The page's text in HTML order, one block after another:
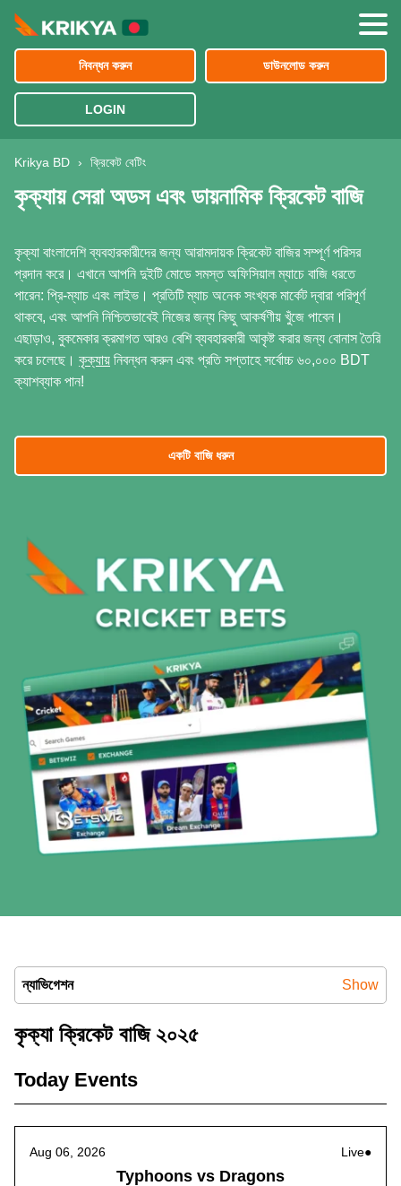
ক্রিকেট
প্রোমো কোড
প্রত্যাহার
আমাদের সম্পর্কে
রাষ্ট্রদূত জেসন রয়
নিবন্ধন করুন ডাউনলোড করুন
LOGIN
Krikya BD › ক্রিকেট বেটিং
কৃক্যায় সেরা অডস এবং ডায়নামিক ক্রিকেট বাজি
কৃক্যা বাংলাদেশি ব্যবহারকারীদের জন্য আরামদায়ক ক্রিকেট বাজির সম্পূর্ণ পরিসর
প্রদান করে। এখানে আপনি দুইটি মোডে সমস্ত অফিসিয়াল ম্যাচে বাজি ধরতে
পারেন: প্রি-ম্যাচ এবং লাইভ। প্রতিটি ম্যাচ অনেক সংখ্যক মার্কেট দ্বারা পরিপূর্ণ
থাকবে, এবং আপনি নিশ্চিতভাবেই নিজের জন্য কিছু আকর্ষণীয় খুঁজে পাবেন।
এছাড়াও, বুকমেকার ক্রমাগত আরও বেশি ব্যবহারকারী আকৃষ্ট করার জন্য বোনাস তৈরি
করে চলেছে। কৃক্যায় নিবন্ধন করুন এবং প্রতি সপ্তাহে সর্বোচ্চ ৬০,০০০ BDT
ক্যাশব্যাক পান!
একটি বাজি ধরুন
ন্যাভিগেশন Show
কৃক্যা ক্রিকেট বাজি ২০২৫
Today Events
Aug 06, 2026 Live
Typhoons vs Dragons